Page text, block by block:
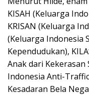
KISAH (Keluarga
KRISAN (Keluarga
(Keluarga Indonesia
Kependudukan),
Anak dari Kekerasan
Indonesia Anti-
Kesadaran Bela